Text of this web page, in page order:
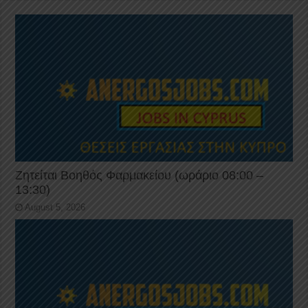
Ζητείται Βοηθός Φαρμακείου (ωράριο 08:00 –
13:30)
August 5, 2026